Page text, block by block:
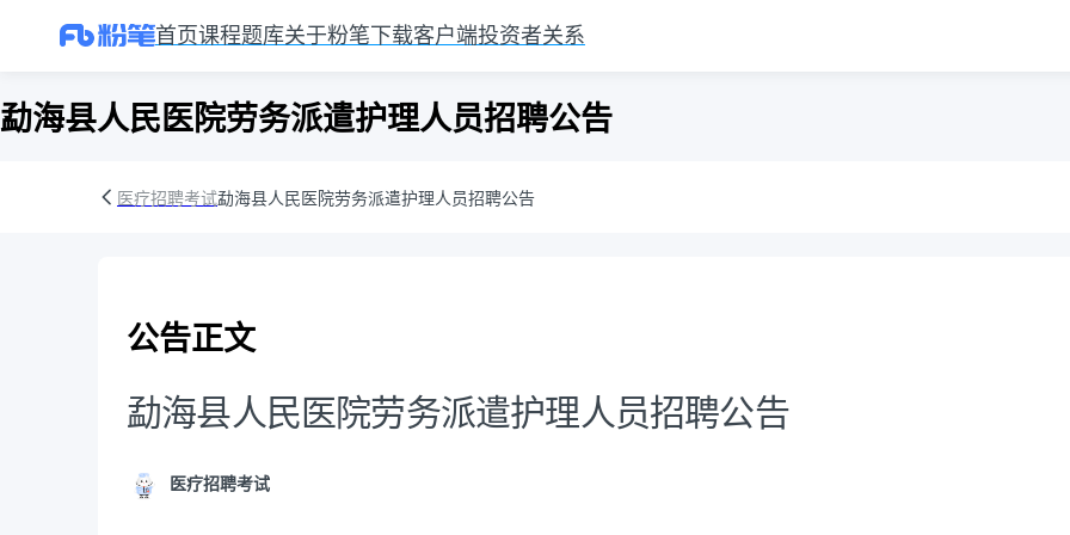
首页课程题库关于粉笔 下载客户端投资者关系
勐海县人民医院劳务派遣护理人员招聘公告
医疗招聘考试勐海县人民医院劳务派遣护理人员招聘公告
公告正文
勐海县人民医院劳务派遣护理人员招聘公告
医疗招聘考试